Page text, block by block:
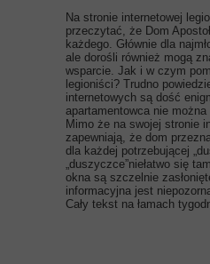
Na stronie internetowej
przeczytać, że Dom
każdego. Głównie dla
ale dorośli również mogą
wsparcie. Jak i w czym
legioniści? Trudno
internetowych są dość
apartamentowca nie
Mimo że na swojej stronie
zapewniają, że dom
dla każdej potrzebującej
„duszyczce”niełatwo się
okna są szczelnie
informacyjna jest
Cały tekst na łamach